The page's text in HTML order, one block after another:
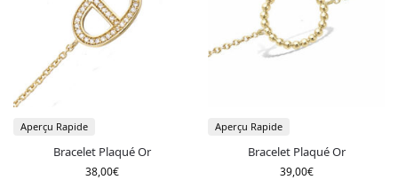
Bracelet Plaqué Or
38,00€
Aperçu Rapide
Bracelet Plaqué Or
39,00€
Aperçu Rapide